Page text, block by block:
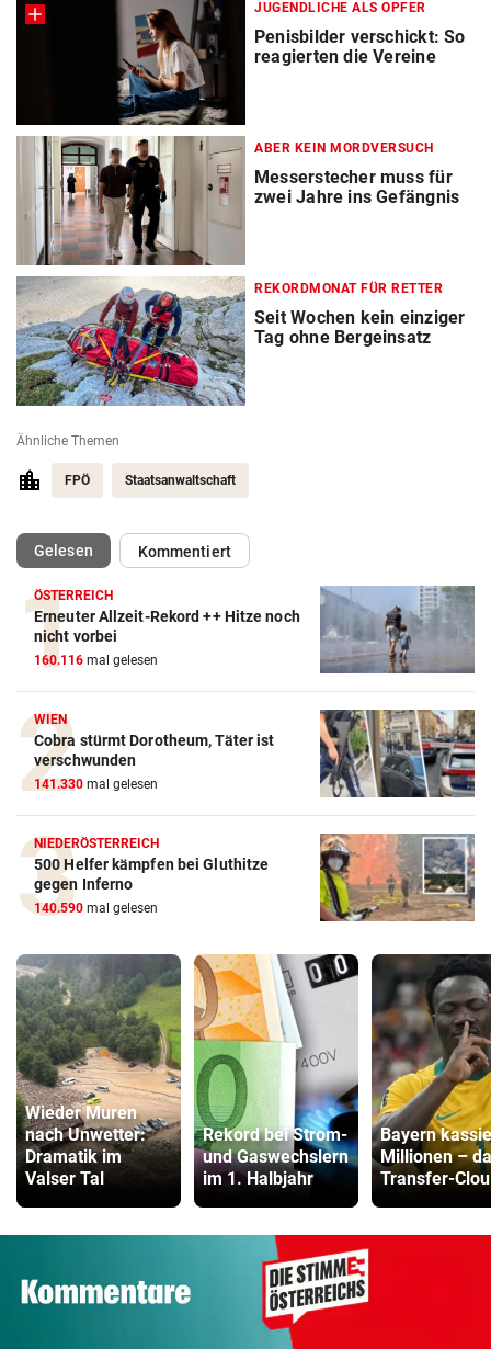
JUGENDLICHE ALS OPFER
Penisbilder verschickt: So
reagierten die Vereine
ABER KEIN MORDVERSUCH
Messerstecher muss für
zwei Jahre ins Gefängnis
REKORDMONAT FÜR RETTER
Seit Wochen kein einziger
Tag ohne Bergeinsatz
Ähnliche Themen
FPÖ Staatsanwaltschaft
Gelesen(ausgewählt)Kommentiert
ÖSTERREICH
Erneuter Allzeit-Rekord ++ Hitze noch
nicht vorbei
160.116 mal gelesen
WIEN
Cobra stürmt Dorotheum, Täter ist
verschwunden
141.330 mal gelesen
NIEDERÖSTERREICH
500 Helfer kämpfen bei Gluthitze
gegen Inferno
140.590 mal gelesen
Wieder Muren
nach Unwetter:
Dramatik im
Valser Tal
Rekord bei Strom-
und Gaswechslern
im 1. Halbjahr
Bayern
Millionen –
Transfer-Clou